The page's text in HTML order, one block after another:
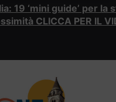
19 ‘mini guide’ per la
CLICCA PER IL